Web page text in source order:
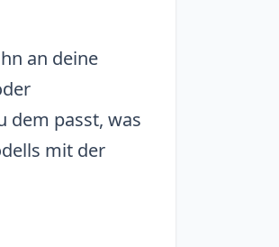
an deine
dem passt, was
mit der